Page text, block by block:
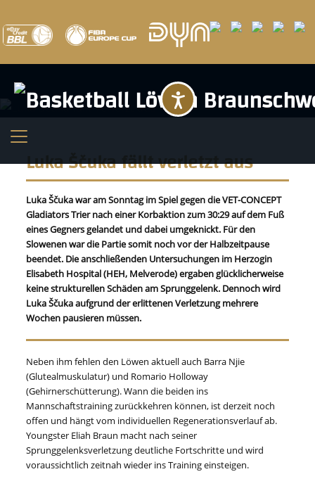
Luka Ščuka fällt verletzt aus
Luka Ščuka war am Sonntag im Spiel gegen die VET-CONCEPT
Gladiators Trier nach einer Korbaktion zum 30:29 auf dem Fuß
eines Gegners gelandet und dabei umgeknickt. Für den
Slowenen war die Partie somit noch vor der Halbzeitpause
beendet. Die anschließenden Untersuchungen im Herzogin
Elisabeth Hospital (HEH, Melverode) ergaben glücklicherweise
keine strukturellen Schäden am Sprunggelenk. Dennoch wird
Luka Ščuka aufgrund der erlittenen Verletzung mehrere
Wochen pausieren müssen.
Neben ihm fehlen den Löwen aktuell auch Barra Njie
(Glutealmuskulatur) und Romario Holloway
(Gehirnerschütterung). Wann die beiden ins
Mannschaftstraining zurückkehren können, ist derzeit noch
offen und hängt vom individuellen Regenerationsverlauf ab.
Youngster Eliah Braun macht nach seiner
Sprunggelenksverletzung deutliche Fortschritte und wird
voraussichtlich zeitnah wieder ins Training einsteigen.